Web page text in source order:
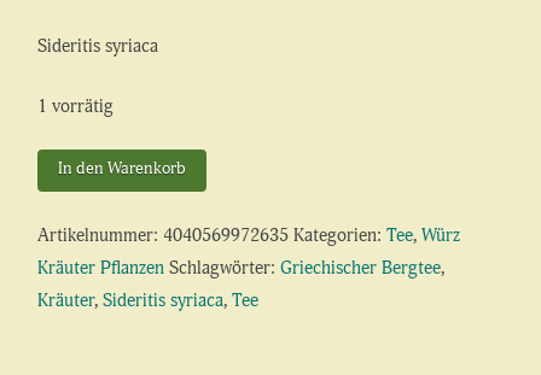
Sideritis syriaca
1 vorrätig
Griechischer
Bergtee
Menge
In den Warenkorb
Artikelnummer:4040569972635 Kategorien:Tee,Würz
Kräuter Pflanzen Schlagwörter:Griechischer Bergtee,
Kräuter,Sideritis syriaca,Tee